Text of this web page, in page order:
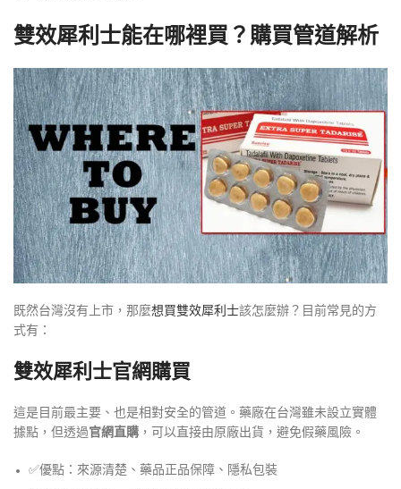
雙效犀利士能在哪裡買？購買管道解析
既然台灣沒有上市，那麼想買雙效犀利士該怎麼辦？目前常見的方
式有：
雙效犀利士官網購買
這是目前最主要、也是相對安全的管道。藥廠在台灣雖未設立實體
據點，但透過官網直購 ，可以直接由原廠出貨，避免假藥風險。
✅優點：來源清楚、藥品正品保障、隱私包裝